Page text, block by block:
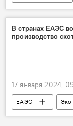
Политика
В странах ЕАЭС
производство
17 января 2024,
ЕАЭС
производство